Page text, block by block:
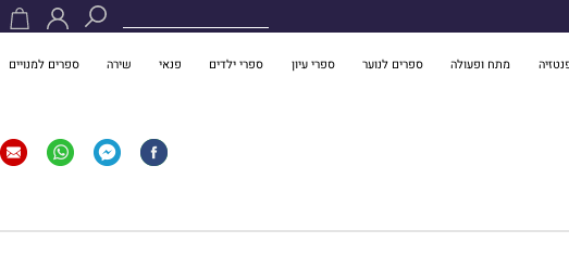
מתח ופעולה ספרים לנוער ספרי עיון ספרי ילדים פנאי שירה ספרים למנויים